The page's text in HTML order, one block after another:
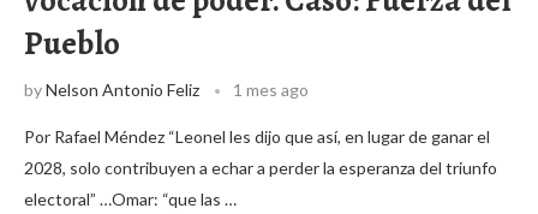
Pueblo
byNelson Antonio Feliz 1 mes ago
Por Rafael Méndez “Leonel les dijo que así, en lugar de ganar el
2028, solo contribuyen a echar a perder la esperanza del triunfo
electoral” …Omar: “que las …